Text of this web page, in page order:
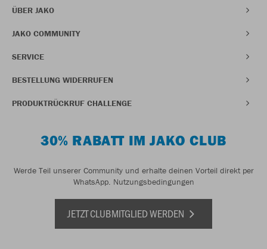
ÜBER JAKO
JAKO COMMUNITY
SERVICE
BESTELLUNG WIDERRUFEN
PRODUKTRÜCKRUF CHALLENGE
30% RABATT IM JAKO CLUB
Werde Teil unserer Community und erhalte deinen Vorteil direkt per
WhatsApp. Nutzungsbedingungen
JETZT CLUBMITGLIED WERDEN